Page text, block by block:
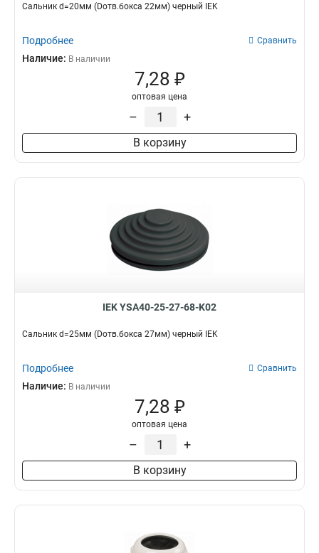
Сальник d=20мм (Dотв.бокса 22мм) черный IEK
Подробнее Сравнить
Наличие: В наличии
7,28 ₽
оптовая цена
– +
В корзину
IEK YSA40-25-27-68-K02
Сальник d=25мм (Dотв.бокса 27мм) черный IEK
Подробнее Сравнить
Наличие: В наличии
7,28 ₽
оптовая цена
– +
В корзину